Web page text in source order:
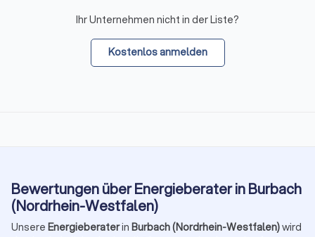
Ihr Unternehmen nicht in der Liste?
Kostenlos anmelden
Bewertungen über Energieberater in Burbach
(Nordrhein-Westfalen)
Unsere Energieberaterin Burbach (Nordrhein-Westfalen)wird